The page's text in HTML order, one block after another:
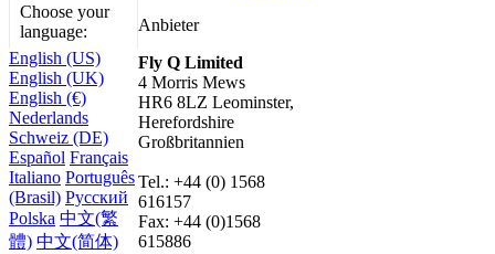
Choose your
language:
English (US)
English (UK)
English (€)
Nederlands
Schweiz (DE)
Español Français
Italiano Português
(Brasil) Русский
Polska 中文(繁
體) 中文(简体)
Anbieter
Fly Q Limited
4 Morris Mews
HR6 8LZ Leominster,
Herefordshire
Großbritannien
Tel.: +44 (0) 1568
616157
Fax: +44 (0)1568
615886